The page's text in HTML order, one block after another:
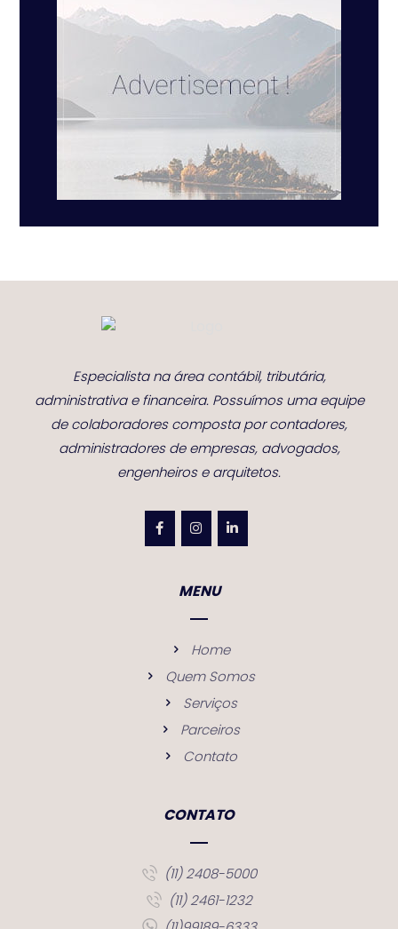
Especialista na área contábil, tributária,
administrativa e financeira. Possuímos uma equipe
de colaboradores composta por contadores,
administradores de empresas, advogados,
engenheiros e arquitetos.
MENU
Home
Quem Somos
Serviços
Parceiros
Contato
CONTATO
(11) 2408-5000
(11) 2461-1232